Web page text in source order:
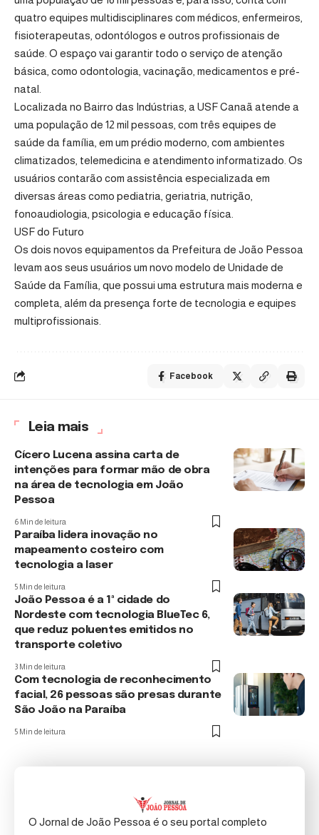
quatro equipes multidisciplinares com médicos, enfermeiros,
fisioterapeutas, odontólogos e outros profissionais de
saúde. O espaço vai garantir todo o serviço de atenção
básica, como odontologia, vacinação, medicamentos e pré-
natal.
Localizada no Bairro das Indústrias, a USF Canaã atende a
uma população de 12 mil pessoas, com três equipes de
saúde da família, em um prédio moderno, com ambientes
climatizados, telemedicina e atendimento informatizado. Os
usuários contarão com assistência especializada em
diversas áreas como pediatria, geriatria, nutrição,
fonoaudiologia, psicologia e educação física.
USF do Futuro
Os dois novos equipamentos da Prefeitura de João Pessoa
levam aos seus usuários um novo modelo de Unidade de
Saúde da Família, que possui uma estrutura mais moderna e
completa, além da presença forte de tecnologia e equipes
multiprofissionais.
Facebook
Leia mais
Cícero Lucena assina carta de
intenções para formar mão de obra
na área de tecnologia em João
Pessoa
6 Min de leitura
Paraíba lidera inovação no
mapeamento costeiro com
tecnologia a laser
5 Min de leitura
João Pessoa é a 1ª cidade do
Nordeste com tecnologia BlueTec 6,
que reduz poluentes emitidos no
transporte coletivo
3 Min de leitura
Com tecnologia de reconhecimento
facial, 26 pessoas são presas durante
São João na Paraíba
5 Min de leitura
O Jornal de João Pessoa é o seu portal completo